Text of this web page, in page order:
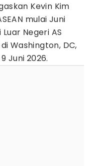
Kevin Kim
mulai Juni
Negeri AS
Washington, DC,
Juni 2026.